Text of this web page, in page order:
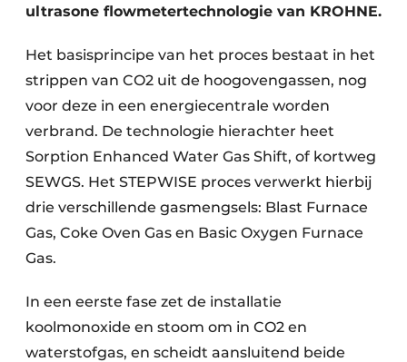
ultrasone flowmetertechnologie van KROHNE.
Het basisprincipe van het proces bestaat in het
strippen van CO2 uit de hoogovengassen, nog
voor deze in een energiecentrale worden
verbrand. De technologie hierachter heet
Sorption Enhanced Water Gas Shift, of kortweg
SEWGS. Het STEPWISE proces verwerkt hierbij
drie verschillende gasmengsels: Blast Furnace
Gas, Coke Oven Gas en Basic Oxygen Furnace
Gas.
In een eerste fase zet de installatie
koolmonoxide en stoom om in CO2 en
waterstofgas, en scheidt aansluitend beide